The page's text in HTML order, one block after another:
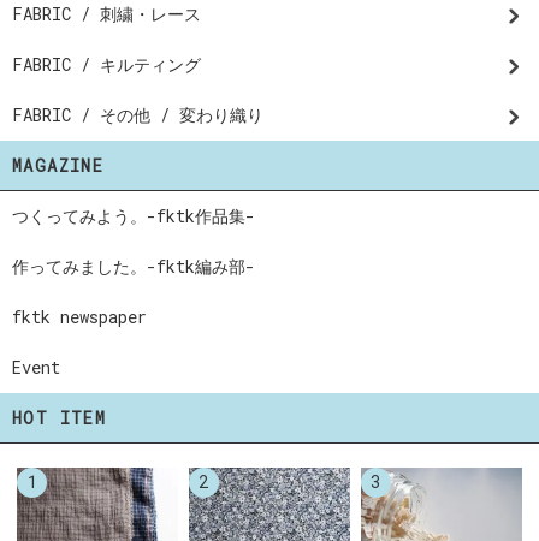
FABRIC / 刺繍・レース
FABRIC / キルティング
FABRIC / その他 / 変わり織り
MAGAZINE
つくってみよう。-fktk作品集-
作ってみました。-fktk編み部-
fktk newspaper
Event
HOT ITEM
1 2 3